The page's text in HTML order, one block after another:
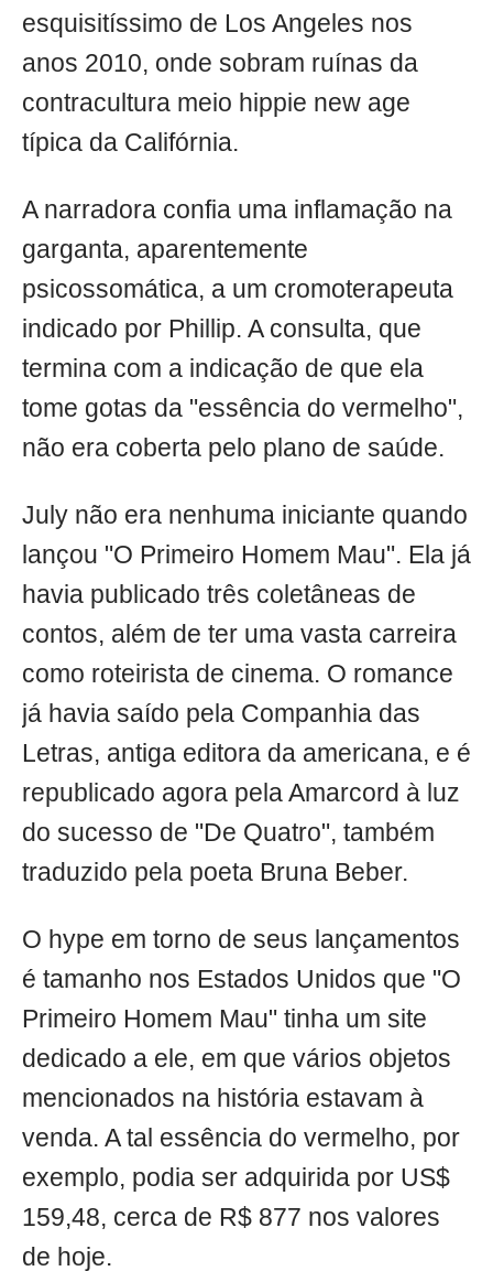
esquisitíssimo de Los Angeles nos
anos 2010, onde sobram ruínas da
contracultura meio hippie new age
típica da Califórnia.
A narradora confia uma inflamação na
garganta, aparentemente
psicossomática, a um cromoterapeuta
indicado por Phillip. A consulta, que
termina com a indicação de que ela
tome gotas da "essência do vermelho",
não era coberta pelo plano de saúde.
July não era nenhuma iniciante quando
lançou "O Primeiro Homem Mau". Ela já
havia publicado três coletâneas de
contos, além de ter uma vasta carreira
como roteirista de cinema. O romance
já havia saído pela Companhia das
Letras, antiga editora da americana, e é
republicado agora pela Amarcord à luz
do sucesso de "De Quatro", também
traduzido pela poeta Bruna Beber.
O hype em torno de seus lançamentos
é tamanho nos Estados Unidos que "O
Primeiro Homem Mau" tinha um site
dedicado a ele, em que vários objetos
mencionados na história estavam à
venda. A tal essência do vermelho, por
exemplo, podia ser adquirida por US$
159,48, cerca de R$ 877 nos valores
de hoje.